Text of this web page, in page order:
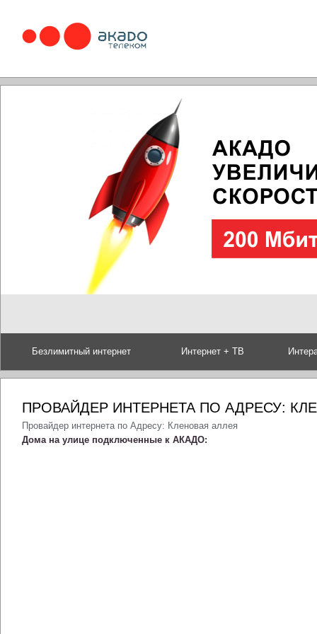
Безлимитный интернет Интернет + ТВ
ПРОВАЙДЕР ИНТЕРНЕТА ПО АДРЕСУ:
Провайдер интернета по Адресу: Кленовая аллея
Дома на улице подключенные к АКАДО: